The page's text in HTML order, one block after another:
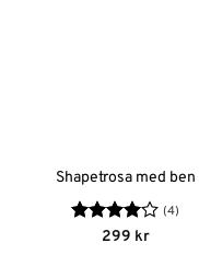
Shapetrosa med ben
Betygsatt
(4)
299 kr